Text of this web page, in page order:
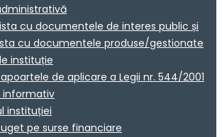
cu documentele de interes public și
cu documentele produse/gestionate
instituție
de aplicare a Legii nr. 544/2001
informativ
instituției
pe surse financiare